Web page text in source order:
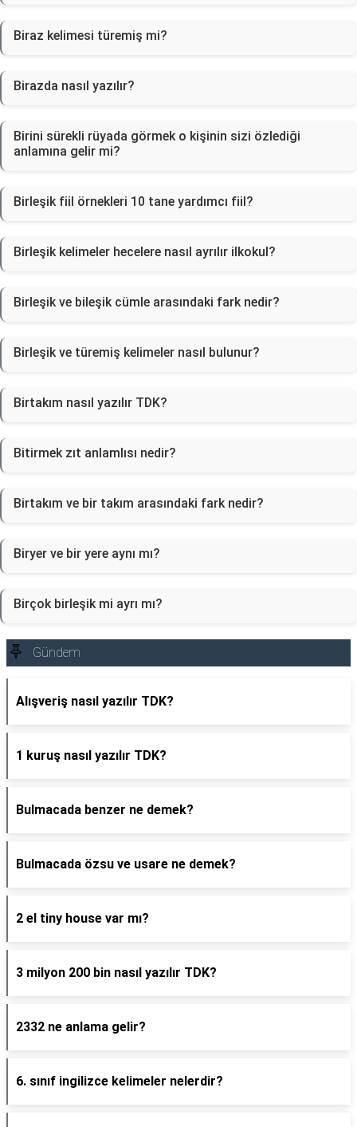
Biraz kelimesi türemiş mi?
Birazda nasıl yazılır?
Birini sürekli rüyada görmek o kişinin sizi özlediği
anlamına gelir mi?
Birleşik fiil örnekleri 10 tane yardımcı fiil?
Birleşik kelimeler hecelere nasıl ayrılır ilkokul?
Birleşik ve bileşik cümle arasındaki fark nedir?
Birleşik ve türemiş kelimeler nasıl bulunur?
Birtakım nasıl yazılır TDK?
Bitirmek zıt anlamlısı nedir?
Birtakım ve bir takım arasındaki fark nedir?
Biryer ve bir yere aynı mı?
Birçok birleşik mi ayrı mı?
Gündem
Alışveriş nasıl yazılır TDK?
1 kuruş nasıl yazılır TDK?
Bulmacada benzer ne demek?
Bulmacada özsu ve usare ne demek?
2 el tiny house var mı?
3 milyon 200 bin nasıl yazılır TDK?
2332 ne anlama gelir?
6. sınıf ingilizce kelimeler nelerdir?